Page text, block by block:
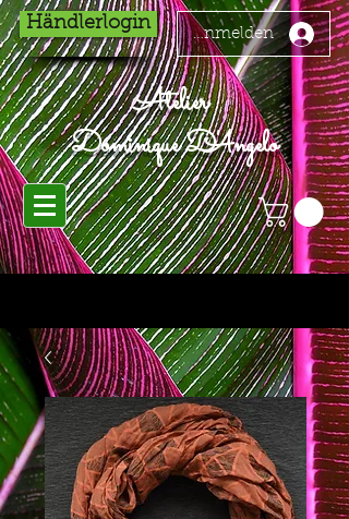
Händlerlogin
Anmelden
Atelier
Dominique D'Angelo